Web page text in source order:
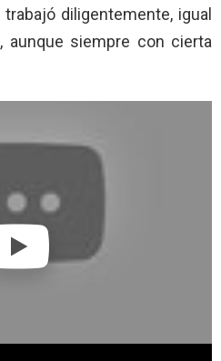
diligentemente, igual
aunque siempre con cierta